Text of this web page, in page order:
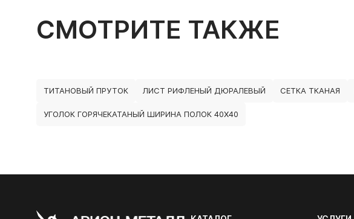
СМОТРИТЕ ТАКЖЕ
ТИТАНОВЫЙ ПРУТОК ЛИСТ РИФЛЕНЫЙ ДЮРАЛЕВЫЙ СЕТКА ТКАНАЯ
УГОЛОК ГОРЯЧЕКАТАНЫЙ ШИРИНА ПОЛОК 40Х40